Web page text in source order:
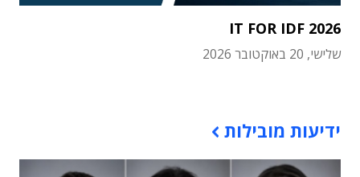
IT FOR IDF 2026
שלישי, 20 באוקטובר 2026
ידיעות מובילות